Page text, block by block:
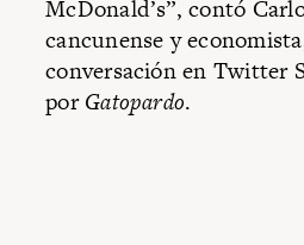
McDonald’s”, contó
cancunense y
conversación en Twitter
porGatopardo.